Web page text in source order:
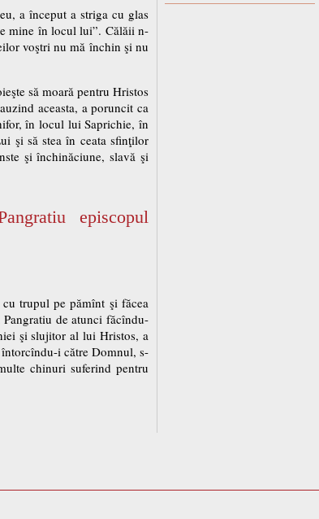
a început a striga cu glas
mine în locul lui”. Călăii n-
voştri nu mă închin şi nu
să moară pentru Hristos
aceasta, a poruncit ca
în locul lui Saprichie, în
şi să stea în ceata sfinţilor
şi închinăciune, slavă şi
episcopul
trupul pe pămînt şi făcea
de atunci făcîndu-
şi slujitor al lui Hristos, a
i către Domnul, s-
chinuri suferind pentru